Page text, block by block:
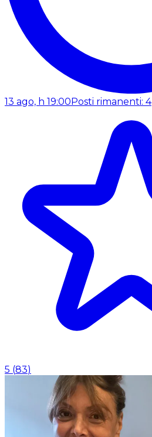
13 ago, h 19:00 Posti rimanenti: 4
5 (83)